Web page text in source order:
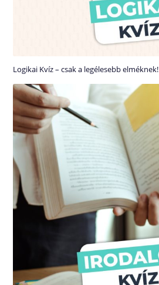
Logikai Kvíz – csak a legélesebb elméknek!